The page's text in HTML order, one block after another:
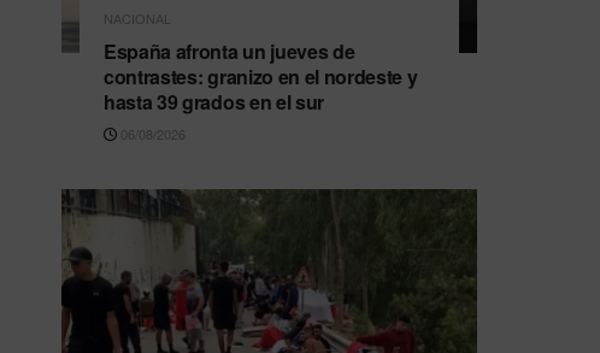
NACIONAL
España afronta un jueves de
contrastes: granizo en el nordeste y
hasta 39 grados en el sur
06/08/2026